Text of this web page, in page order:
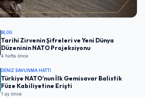
BLOG
Tarihi Zirvenin Şifreleri ve Yeni Dünya
Düzeninin NATO Projeksiyonu
4 hafta önce
DENIZ SAVUNMA HATTI
Türkiye NATO’nun İlk Gemisavar Balistik
Füze Kabiliyetine Erişti
1 ay önce